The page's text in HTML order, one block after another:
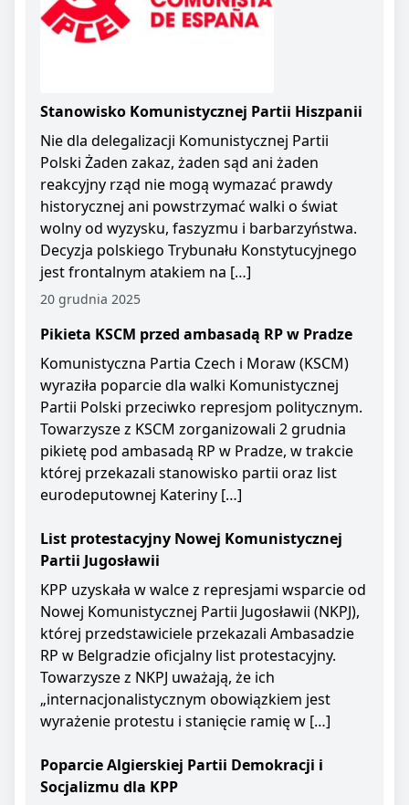
Stanowisko Komunistycznej Partii Hiszpanii
Nie dla delegalizacji Komunistycznej Partii
Polski Żaden zakaz, żaden sąd ani żaden
reakcyjny rząd nie mogą wymazać prawdy
historycznej ani powstrzymać walki o świat
wolny od wyzysku, faszyzmu i barbarzyństwa.
Decyzja polskiego Trybunału Konstytucyjnego
jest frontalnym atakiem na […]
20 grudnia 2025
Pikieta KSCM przed ambasadą RP w Pradze
Komunistyczna Partia Czech i Moraw (KSCM)
wyraziła poparcie dla walki Komunistycznej
Partii Polski przeciwko represjom politycznym.
Towarzysze z KSCM zorganizowali 2 grudnia
pikietę pod ambasadą RP w Pradze, w trakcie
której przekazali stanowisko partii oraz list
eurodeputownej Kateriny […]
List protestacyjny Nowej Komunistycznej
Partii Jugosławii
KPP uzyskała w walce z represjami wsparcie od
Nowej Komunistycznej Partii Jugosławii (NKPJ),
której przedstawiciele przekazali Ambasadzie
RP w Belgradzie oficjalny list protestacyjny.
Towarzysze z NKPJ uważają, że ich
„internacjonalistycznym obowiązkiem jest
wyrażenie protestu i stanięcie ramię w […]
Poparcie Algierskiej Partii Demokracji i
Socjalizmu dla KPP